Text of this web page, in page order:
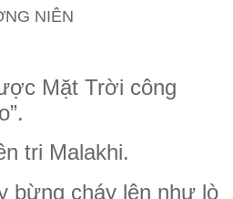
NIÊN
Mặt Trời công
tri Malakhi.
bừng cháy lên như lò